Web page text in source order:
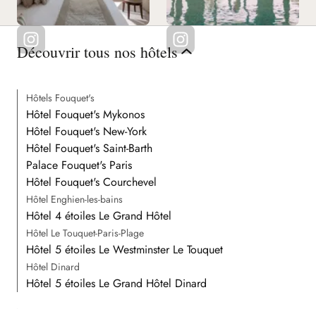
Découvrir tous nos hôtels
Hôtels Fouquet's
Hôtel Fouquet's Mykonos
Hôtel Fouquet's New-York
Hôtel Fouquet's Saint-Barth
Palace Fouquet's Paris
Hôtel Fouquet's Courchevel
Hôtel Enghien-les-bains
Hôtel 4 étoiles Le Grand Hôtel
Hôtel Le Touquet-Paris-Plage
Hôtel 5 étoiles Le Westminster Le Touquet
Hôtel Dinard
Hôtel 5 étoiles Le Grand Hôtel Dinard